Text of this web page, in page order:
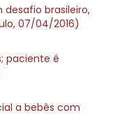
brasileiro,
07/04/2016)
paciente é
a bebês com